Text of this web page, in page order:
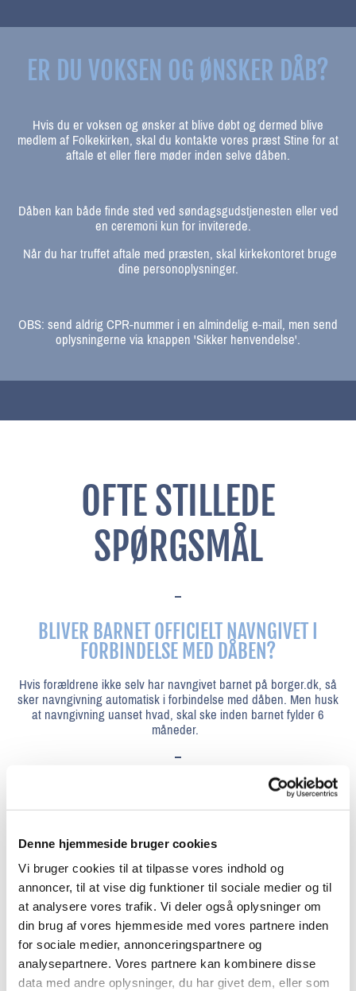
Denne hjemmeside bruger cookies
Vi bruger cookies til at tilpasse vores indhold og
annoncer, til at vise dig funktioner til sociale medier og til
at analysere vores trafik. Vi deler også oplysninger om
din brug af vores hjemmeside med vores partnere inden
for sociale medier, annonceringspartnere og
analysepartnere. Vores partnere kan kombinere disse
data med andre oplysninger, du har givet dem, eller som
ER DU VOKSEN OG ØNSKER DÅB?
Hvis du er voksen og ønsker at blive døbt og dermed blive
medlem af Folkekirken, skal du kontakte vores præst Stine for at
aftale et eller flere møder inden selve dåben.
Dåben kan både finde sted ved søndagsgudstjenesten eller ved
en ceremoni kun for inviterede.
Når du har truffet aftale med præsten, skal kirkekontoret bruge
dine personoplysninger.
OBS: send aldrig CPR-nummer i en almindelig e-mail, men send
oplysningerne via knappen 'Sikker henvendelse'.
OFTE STILLEDE
SPØRGSMÅL
BLIVER BARNET OFFICIELT NAVNGIVET I
FORBINDELSE MED DÅBEN?
Hvis forældrene ikke selv har navngivet barnet på borger.dk, så
sker navngivning automatisk i forbindelse med dåben. Men husk
at navngivning uanset hvad, skal ske inden barnet fylder 6
måneder.
SKAL BEGGE FORÆLDRE VÆRE KRISTNE FOR AT
FÅ DERES BARN DØBT?
Det er ikke et krav at forældrene selv er døbt eller er medlem af
Folkekirken, for at få deres barn døbt. Vi blander os ikke i om I
som forældre er troende eller ej. Dåben er en gave til alle, der
ønsker den for deres barn eller for sig selv. Og du er altid
velkommen til at kontakte præsten, hvis du har spørgsmål eller er
i tvivl om om dit barn eller du selv skal døbes.